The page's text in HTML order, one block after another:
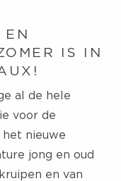
EN
IS IN
al de hele
voor de
nieuwe
jong en oud
en van